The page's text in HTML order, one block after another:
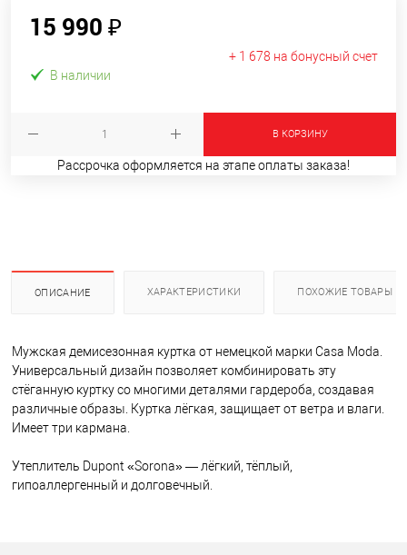
15 990 ₽
+ 1 678 на бонусный счет
В наличии
В КОРЗИНУ
Рассрочка оформляется на этапе оплаты заказа!
ОПИСАНИЕ ХАРАКТЕРИСТИКИ ПОХОЖИЕ ТОВАРЫ
Мужская демисезонная куртка от немецкой марки Casa Moda.
Универсальный дизайн позволяет комбинировать эту
стёганную куртку со многими деталями гардероба, создавая
различные образы. Куртка лёгкая, защищает от ветра и влаги.
Имеет три кармана.
Утеплитель Dupont «Sorona» — лёгкий, тёплый,
гипоаллергенный и долговечный.